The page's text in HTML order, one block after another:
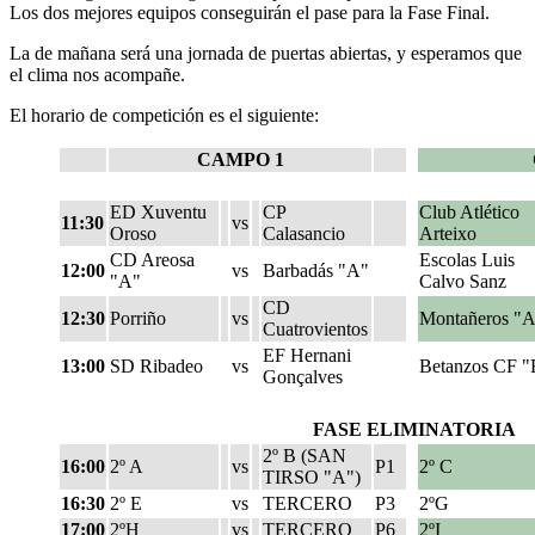
Los dos mejores equipos conseguirán el pase para la Fase Final.
La de mañana será una jornada de puertas abiertas, y esperamos que
el clima nos acompañe.
El horario de competición es el siguiente:
CAMPO 1
11:30
ED Xuventu
Oroso
vs
CP
Calasancio
Club Atlético
Arteixo
12:00
CD Areosa
"A"
vs Barbadás "A"
Escolas Luis
Calvo Sanz
12:30 Porriño vs
CD
Cuatrovientos
Montañeros
13:00 SD Ribadeo vs
EF Hernani
Gonçalves
Betanzos CF
FASE ELIMINATORIA
16:00 2º A vs
2º B (SAN
TIRSO "A")
P1
2º C
16:30 2º E vs TERCERO P3
2ºG
17:00 2ºH vs TERCERO P6 2ºI